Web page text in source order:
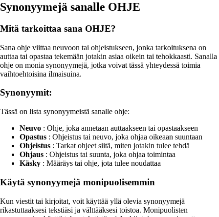
Synonyymejä sanalle OHJE
Mitä tarkoittaa sana OHJE?
Sana ohje viittaa neuvoon tai ohjeistukseen, jonka tarkoituksena on
auttaa tai opastaa tekemään jotakin asiaa oikein tai tehokkaasti. Sanalla
ohje on monia synonyymejä, jotka voivat tässä yhteydessä toimia
vaihtoehtoisina ilmaisuina.
Synonyymit:
Tässä on lista synonyymeistä sanalle ohje:
Neuvo : Ohje, joka annetaan auttaakseen tai opastaakseen
Opastus : Ohjeistus tai neuvo, joka ohjaa oikeaan suuntaan
Ohjeistus : Tarkat ohjeet siitä, miten jotakin tulee tehdä
Ohjaus : Ohjeistus tai suunta, joka ohjaa toimintaa
Käsky : Määräys tai ohje, jota tulee noudattaa
Käytä synonyymejä monipuolisemmin
Kun viestit tai kirjoitat, voit käyttää yllä olevia synonyymejä
rikastuttaaksesi tekstiäsi ja välttääksesi toistoa. Monipuolisten